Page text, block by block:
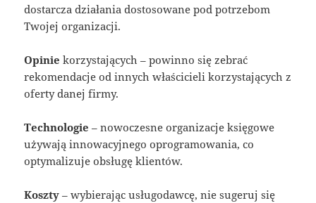
dostarcza działania dostosowane pod potrzebom
Twojej organizacji.
Opinie korzystających – powinno się zebrać
rekomendacje od innych właścicieli korzystających z
oferty danej firmy.
Technologie – nowoczesne organizacje księgowe
używają innowacyjnego oprogramowania, co
optymalizuje obsługę klientów.
Koszty – wybierając usługodawcę, nie sugeruj się